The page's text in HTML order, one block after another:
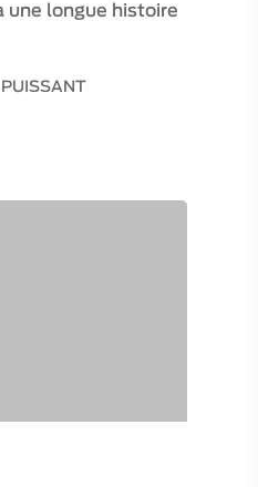
une longue histoire